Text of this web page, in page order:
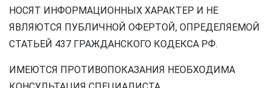
НОСЯТ ИНФОРМАЦИОННЫХ ХАРАКТЕР И НЕ
ЯВЛЯЮТСЯ ПУБЛИЧНОЙ ОФЕРТОЙ, ОПРЕДЕЛЯЕМОЙ
СТАТЬЕЙ 437 ГРАЖДАНСКОГО КОДЕКСА РФ.
ИМЕЮТСЯ ПРОТИВОПОКАЗАНИЯ НЕОБХОДИМА